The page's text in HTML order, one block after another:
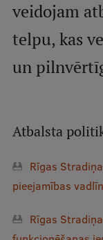
Uzņemšana
Praktiska
Studiju
Mūsu cilvēki
veidojam
telpu, kas
un
Atbalsta
Rīgas
pieejamības
Rīgas